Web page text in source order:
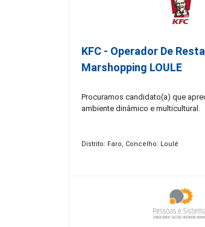
KFC - Operador De
Marshopping LOULE
Procuramos candidato(a) que
ambiente dinâmico e multicultural.
Distrito: Faro, Concelho: Loulé